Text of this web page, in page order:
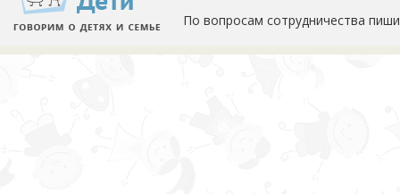
По вопросам сотрудничества